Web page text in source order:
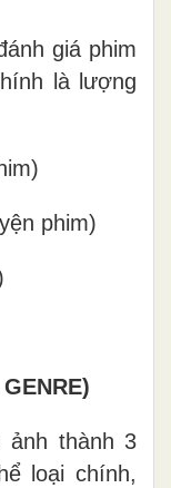
giá phim
là lượng
phim)
ảnh thành 3
loại chính,